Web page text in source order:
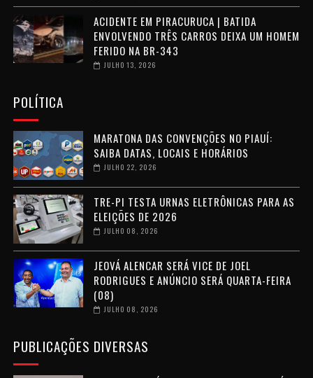
ACIDENTE EM PIRACURUCA | BATIDA
ENVOLVENDO TRÊS CARROS DEIXA UM HOMEM
FERIDO NA BR-343
JULHO 13, 2026
POLÍTICA
MARATONA DAS CONVENÇÕES NO PIAUÍ:
SAIBA DATAS, LOCAIS E HORÁRIOS
JULHO 22, 2026
TRE-PI TESTA URNAS ELETRÔNICAS PARA AS
ELEIÇÕES DE 2026
JULHO 08, 2026
JEOVÁ ALENCAR SERÁ VICE DE JOEL
RODRIGUES E ANÚNCIO SERÁ QUARTA-FEIRA
(08)
JULHO 08, 2026
PUBLICAÇÕES DIVERSAS